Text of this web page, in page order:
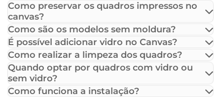
Como preservar os quadros impressos no
canvas?
Como são os modelos sem moldura?
É possível adicionar vidro no Canvas?
Como realizar a limpeza dos quadros?
Quando optar por quadros com vidro ou
sem vidro?
Como funciona a instalação?